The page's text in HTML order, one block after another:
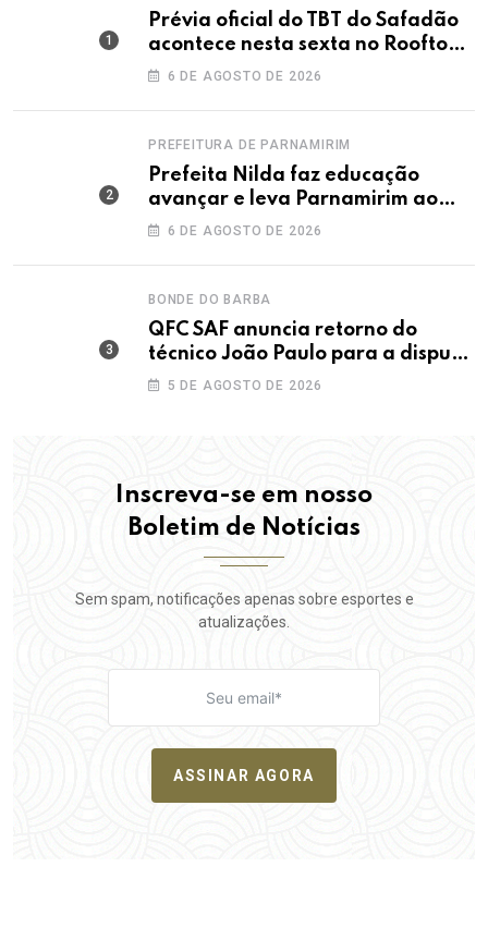
Prévia oficial do TBT do Safadão
acontece nesta sexta no Rooftop
Dunas
6 DE AGOSTO DE 2026
PREFEITURA DE PARNAMIRIM
Prefeita Nilda faz educação
avançar e leva Parnamirim ao
maior IDEB da história dos anos
6 DE AGOSTO DE 2026
BONDE DO BARBA
QFC SAF anuncia retorno do
técnico João Paulo para a disputa
da elite do Campeonato Potiguar
5 DE AGOSTO DE 2026
Inscreva-se em nosso
Boletim de Notícias
Sem spam, notificações apenas sobre esportes e
atualizações.
ASSINAR AGORA